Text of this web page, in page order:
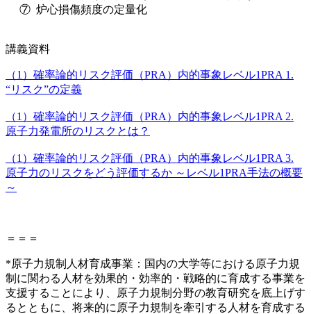
⑦ 炉心損傷頻度の定量化
講義資料
（1）確率論的リスク評価（PRA）内的事象レベル1PRA 1.
“リスク”の定義
（1）確率論的リスク評価（PRA）内的事象レベル1PRA 2.
原子力発電所のリスクとは？
（1）確率論的リスク評価（PRA）内的事象レベル1PRA 3.
原子力のリスクをどう評価するか ～レベル1PRA手法の概要
～
＝＝＝
*原子力規制人材育成事業： 国内の大学等における原子力規
制に関わる人材を効果的・効率的・戦略的に育成する事業を
支援することにより、原子力規制分野の教育研究を底上げす
るとともに、将来的に原子力規制を牽引する人材を育成する